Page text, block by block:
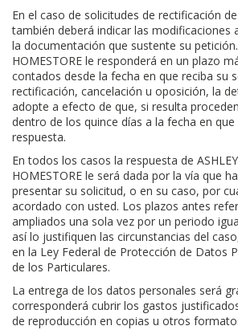
En el caso de solicitudes de rectificación
también deberá indicar las modificaciones
la documentación que sustente su petición.
HOMESTORE le responderá en un plazo
contados desde la fecha en que reciba su
rectificación, cancelación u oposición, la
adopte a efecto de que, si resulta
dentro de los quince días a la fecha en
respuesta.
En todos los casos la respuesta de
HOMESTORE le será dada por la vía que
presentar su solicitud, o en su caso, por
acordado con usted. Los plazos antes
ampliados una sola vez por un periodo
así lo justifiquen las circunstancias del
en la Ley Federal de Protección de Datos
de los Particulares.
La entrega de los datos personales será
corresponderá cubrir los gastos
de reproducción en copias u otros